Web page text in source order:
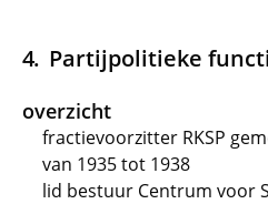
Partijpolitieke
overzicht
fractievoorzitter RKSP
van 1935 tot 1938
lid bestuur Centrum voor